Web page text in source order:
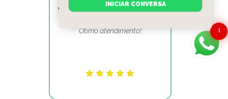
Victor Hugo Marins Mansur
Ótimo atendimento! 1
INICIAR CONVERSA